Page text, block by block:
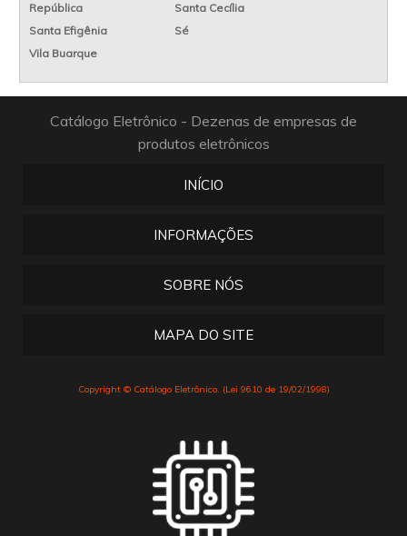
República
Santa Cecília
Santa Efigênia
Sé
Vila Buarque
Catálogo Eletrônico - Dezenas de empresas de
produtos eletrônicos
INÍCIO
INFORMAÇÕES
SOBRE NÓS
MAPA DO SITE
Copyright © Catálogo Eletrônico. (Lei 9610 de 19/02/1998)